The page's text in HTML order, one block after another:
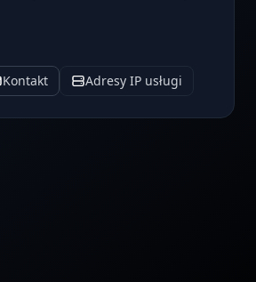
Kontakt Adresy IP usługi